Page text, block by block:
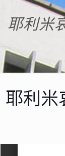
耶利米
耶利米